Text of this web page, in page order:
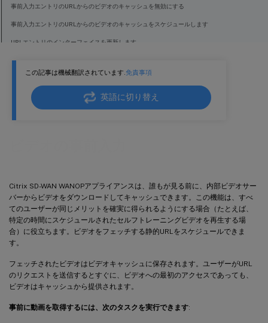
この記事は機械翻訳されています.免責事項
英語に切り替え
Citrix SD-WAN WANOPアプライアンスは、誰もが見る前に、内部ビデオサー
バーからビデオをダウンロードしてキャッシュできます。この機能は、すべ
てのユーザーが同じメリットを確実に得られるようにする場合（たとえば、
特定の時間にスケジュールされたセルフトレーニングビデオを再生する場
合）に役立ちます。ビデオをフェッチする静的URLをスケジュールできま
す。
フェッチされたビデオはビデオキャッシュに保存されます。ユーザーがURL
のリクエストを送信するとすぐに、ビデオへの最初のアクセスであっても、
ビデオはキャッシュから提供されます。
事前に動画を取得するには、次のタスクを実行できます:
事前入力エントリのURLからのビデオのキャッシュを無効にする
事前入力エントリのURLからのビデオのキャッシュをスケジュールします
URLエントリのインターフェイスを更新します
URLエントリのステータスを更新します
URLエントリを削除します